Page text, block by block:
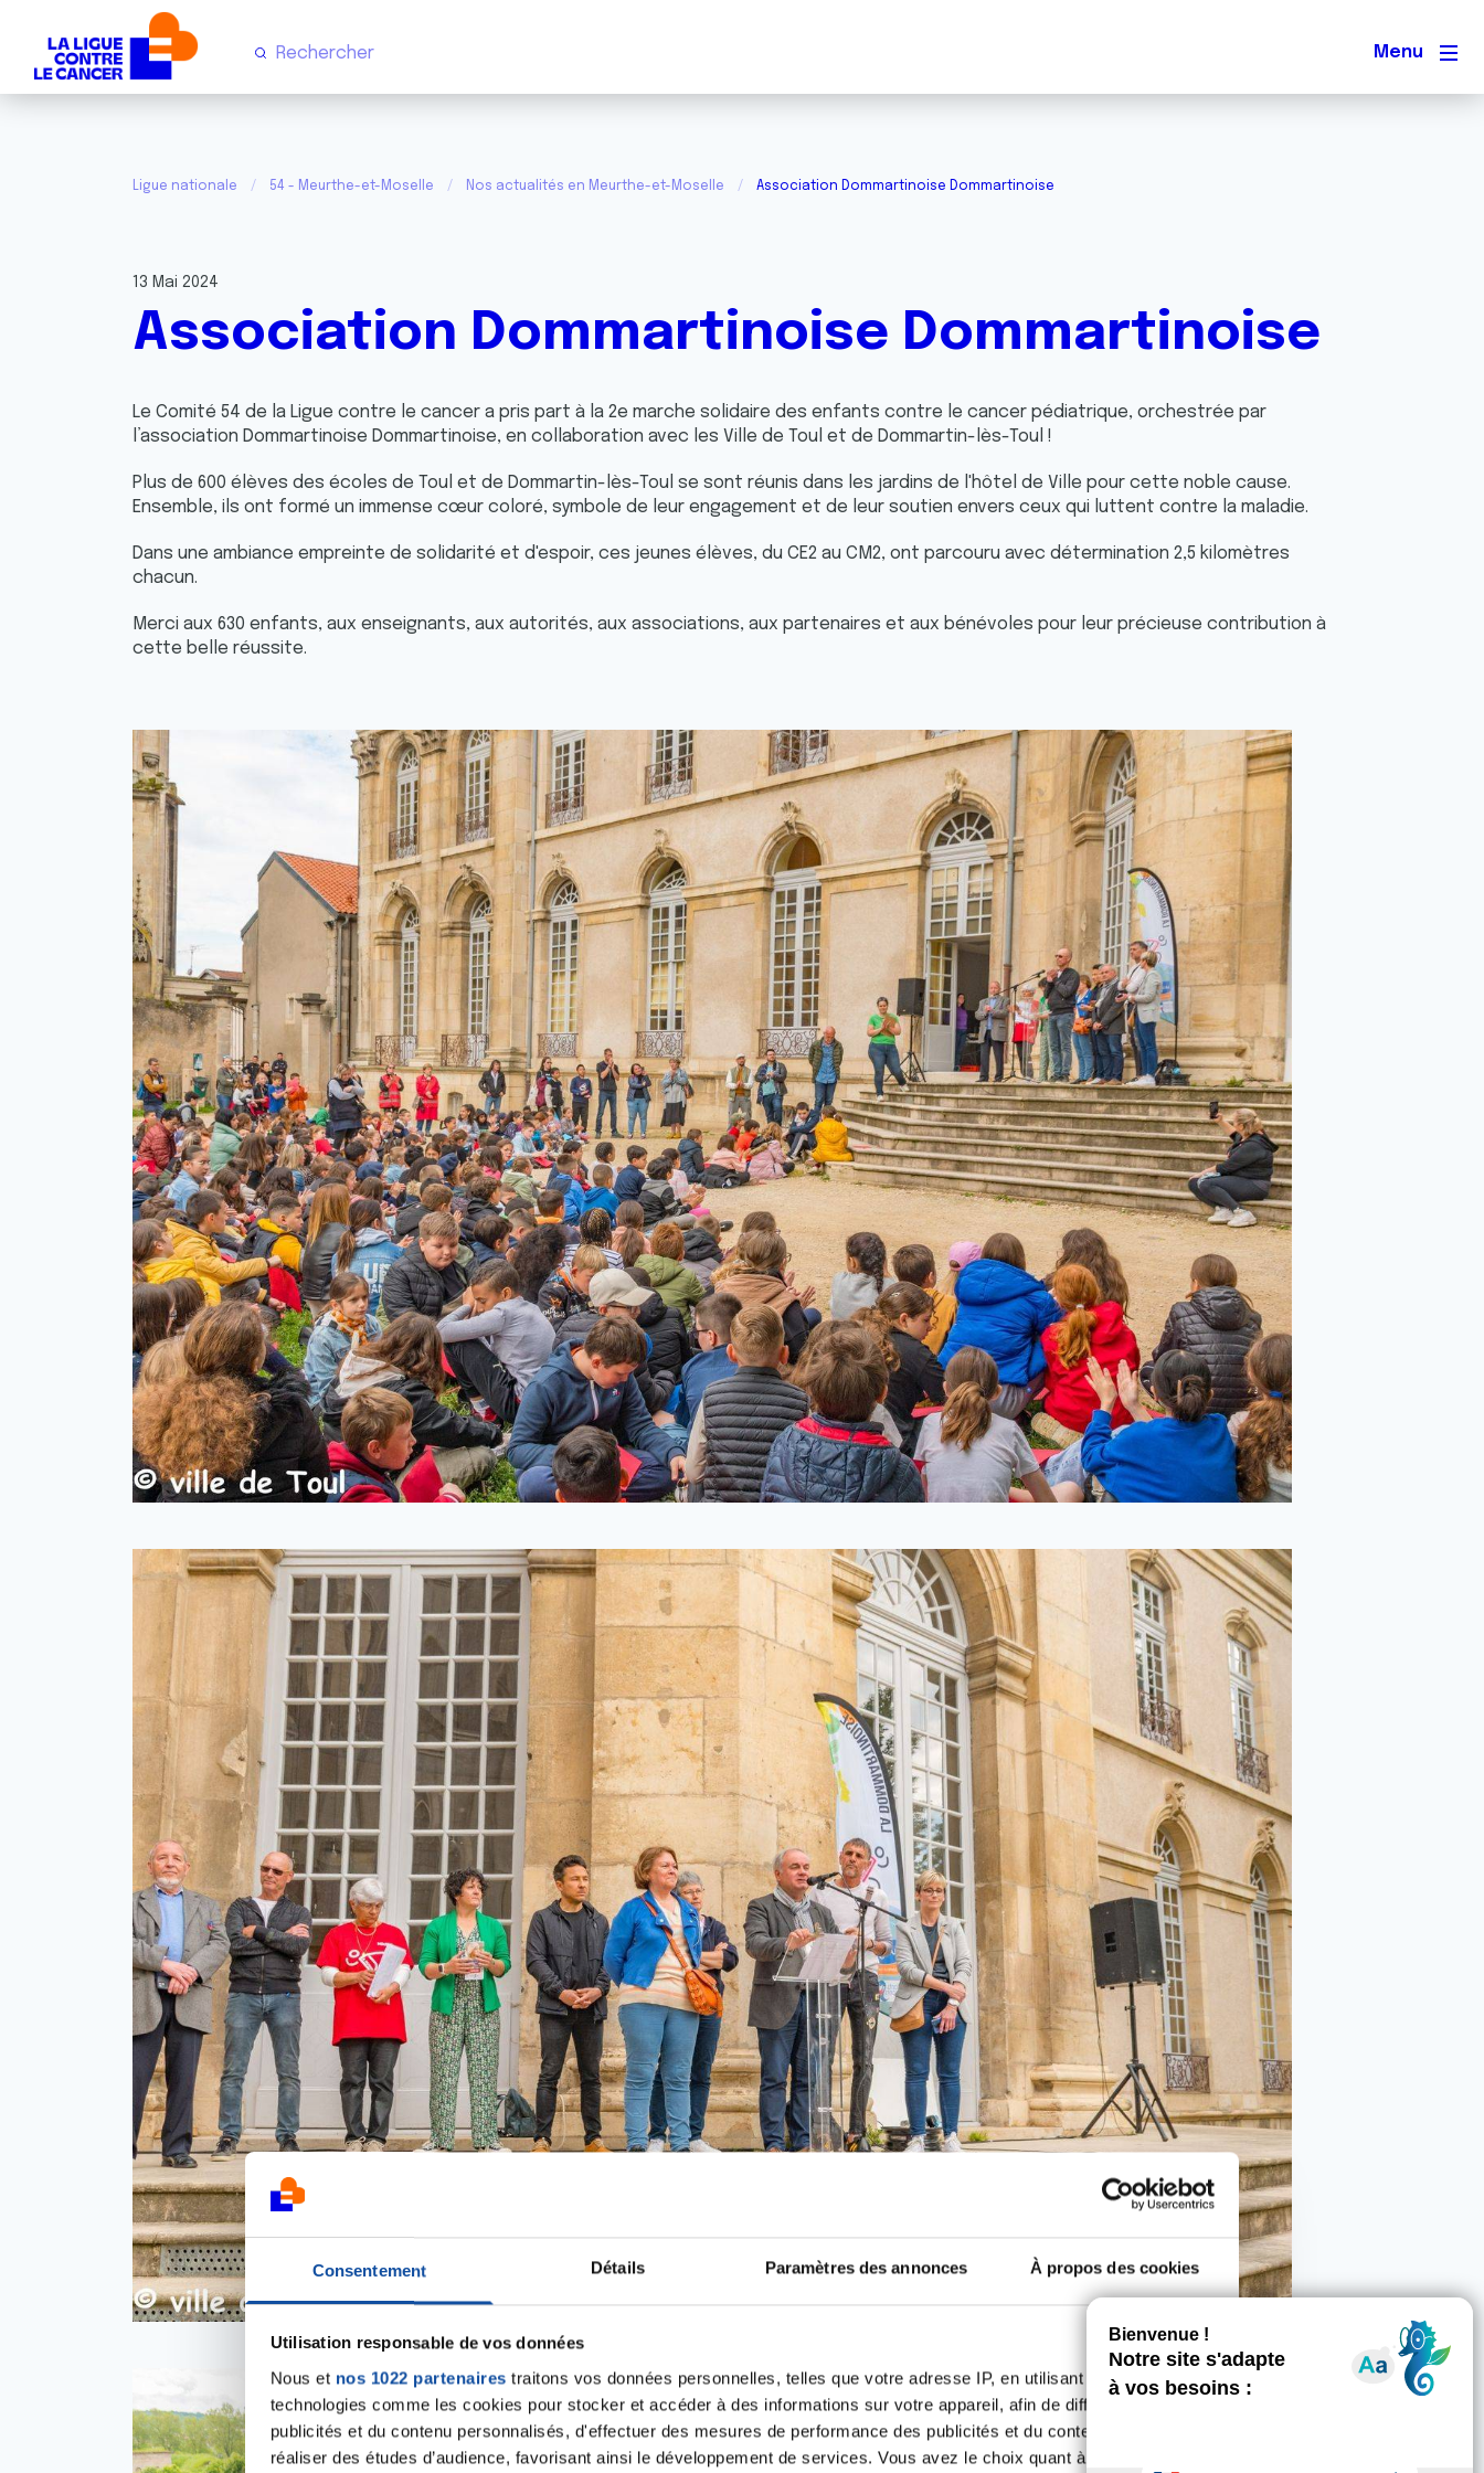
Consentement Détails Paramètres des annonces À propos des cookies
Utilisation responsable de vos données
Nous et nos 1022 partenaires traitons vos données personnelles, telles que votre adresse IP, en utilisant des
technologies comme les cookies pour stocker et accéder à des informations sur votre appareil, afin de diffuser des
publicités et du contenu personnalisés, d'effectuer des mesures de performance des publicités et du contenu, ainsi que de
réaliser des études d’audience, favorisant ainsi le développement de services. Vous avez le choix quant à l'utilisation de
Menu
Ligue nationale 54 - Meurthe-et-Moselle Nos actualités en Meurthe-et-Moselle Association Dommartinoise Dommartinoise
13 Mai 2024
Association Dommartinoise Dommartinoise
Le Comité 54 de la Ligue contre le cancer a pris part à la 2e marche solidaire des enfants contre le cancer pédiatrique, orchestrée par
l’association Dommartinoise Dommartinoise, en collaboration avec les Ville de Toul et de Dommartin-lès-Toul !
Plus de 600 élèves des écoles de Toul et de Dommartin-lès-Toul se sont réunis dans les jardins de l'hôtel de Ville pour cette noble cause.
Ensemble, ils ont formé un immense cœur coloré, symbole de leur engagement et de leur soutien envers ceux qui luttent contre la maladie.
Dans une ambiance empreinte de solidarité et d'espoir, ces jeunes élèves, du CE2 au CM2, ont parcouru avec détermination 2,5 kilomètres
chacun.
Merci aux 630 enfants, aux enseignants, aux autorités, aux associations, aux partenaires et aux bénévoles pour leur précieuse contribution à
cette belle réussite.